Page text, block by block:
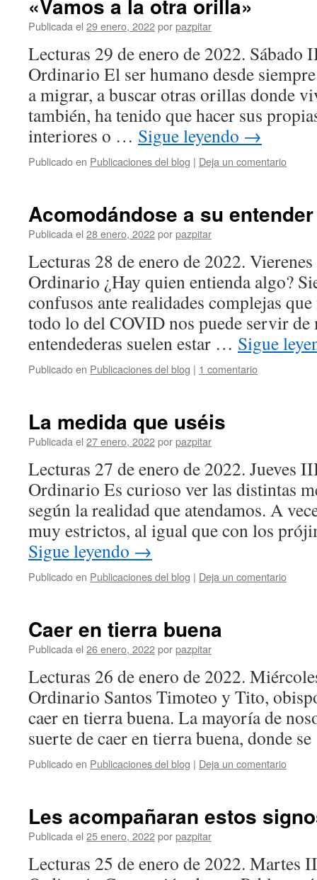
«Vamos a la otra orilla»
Publicada el 29 enero, 2022porpazpitar
Lecturas 29 de enero de 2022. Sábado
Ordinario El ser humano desde
a migrar, a buscar otras orillas donde
también, ha tenido que hacer sus
interiores o … Sigue leyendo →
Publicado en Publicaciones del blog | Deja un comentario
Acomodándose a su entender
Publicada el 28 enero, 2022porpazpitar
Lecturas 28 de enero de 2022.
Ordinario ¿Hay quien entienda algo?
confusos ante realidades complejas
todo lo del COVID nos puede servir de
entendederas suelen estar … Sigue
Publicado en Publicaciones del blog | 1 comentario
La medida que uséis
Publicada el 27 enero, 2022porpazpitar
Lecturas 27 de enero de 2022. Jueves
Ordinario Es curioso ver las distintas
según la realidad que atendamos. A
muy estrictos, al igual que con los
Sigue leyendo →
Publicado en Publicaciones del blog | Deja un comentario
Caer en tierra buena
Publicada el 26 enero, 2022porpazpitar
Lecturas 26 de enero de 2022.
Ordinario Santos Timoteo y Tito,
caer en tierra buena. La mayoría de
suerte de caer en tierra buena, donde
Publicado en Publicaciones del blog | Deja un comentario
Les acompañaran estos
Publicada el 25 enero, 2022porpazpitar
Lecturas 25 de enero de 2022. Martes